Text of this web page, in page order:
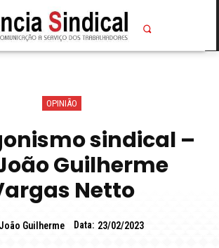
OPINIÃO
sindical –
Guilherme
Netto
João Guilherme Data: 23/02/2023